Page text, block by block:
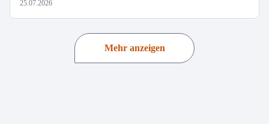
25.07.2026
Mehr anzeigen